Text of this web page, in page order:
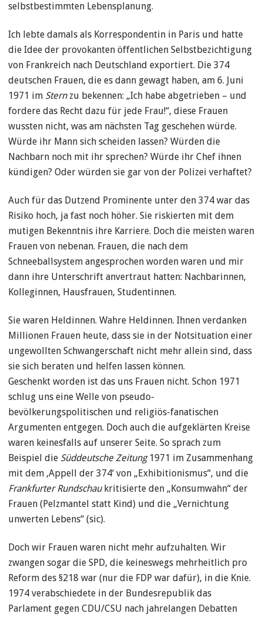
selbstbestimmten Lebensplanung.
Ich lebte damals als Korrespondentin in Paris und hatte
die Idee der provokanten öffentlichen Selbstbezichtigung
von Frankreich nach Deutschland exportiert. Die 374
deutschen Frauen, die es dann gewagt haben, am 6. Juni
1971 im Sternzu bekennen: „Ich habe abgetrieben – und
fordere das Recht dazu für jede Frau!“, diese Frauen
wussten nicht, was am nächsten Tag geschehen würde.
Würde ihr Mann sich scheiden lassen? Würden die
Nachbarn noch mit ihr sprechen? Würde ihr Chef ihnen
kündigen? Oder würden sie gar von der Polizei verhaftet?
Auch für das Dutzend Prominente unter den 374 war das
Risiko hoch, ja fast noch höher. Sie riskierten mit dem
mutigen Bekenntnis ihre Karriere. Doch die meisten waren
Frauen von nebenan. Frauen, die nach dem
Schneeballsystem angesprochen worden waren und mir
dann ihre Unterschrift anvertraut hatten: Nachbarinnen,
Kolleginnen, Hausfrauen, Studentinnen.
Sie waren Heldinnen. Wahre Heldinnen. Ihnen verdanken
Millionen Frauen heute, dass sie in der Notsituation einer
ungewollten Schwangerschaft nicht mehr allein sind, dass
sie sich beraten und helfen lassen können.
Geschenkt worden ist das uns Frauen nicht. Schon 1971
schlug uns eine Welle von pseudo-
bevölkerungspolitischen und religiös-fanatischen
Argumenten entgegen. Doch auch die aufgeklärten Kreise
waren keinesfalls auf unserer Seite. So sprach zum
Beispiel die Süddeutsche Zeitung1971 im Zusammenhang
mit dem ‚Appell der 374‘ von „Exhibitionismus“, und die
Frankfurter Rundschaukritisierte den „Konsumwahn“ der
Frauen (Pelzmantel statt Kind) und die „Vernichtung
unwerten Lebens“ (sic).
Doch wir Frauen waren nicht mehr aufzuhalten. Wir
zwangen sogar die SPD, die keineswegs mehrheitlich pro
Reform des §218 war (nur die FDP war dafür), in die Knie.
1974 verabschiedete in der Bundesrepublik das
Parlament gegen CDU/CSU nach jahrelangen Debatten